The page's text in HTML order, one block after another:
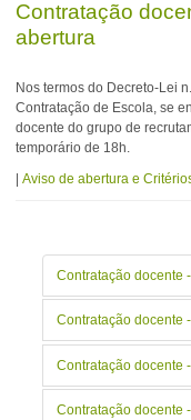
Contratação
abertura
Nos termos do Decreto-Lei
Contratação de Escola, se
docente do grupo de
temporário de 18h.
|Aviso de abertura e
Contratação docente
Contratação docente
Contratação docente
Contratação docente